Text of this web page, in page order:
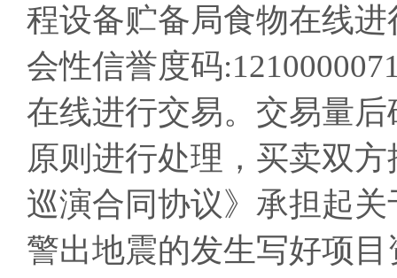
程设备贮备局食物在线
会性信誉度码
在线进行交易。交易量
原则进行处理，买卖双
巡演合同协议》承担起
警出地震的发生写好项